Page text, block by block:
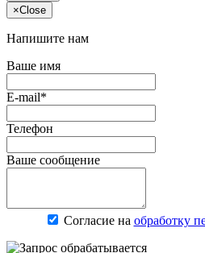
×Close
Напишите нам
Ваше имя
E-mail*
Телефон
Ваше сообщение
Согласие на обработку